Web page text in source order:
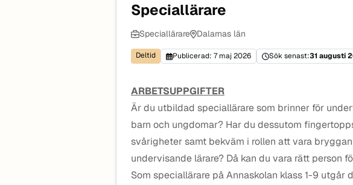
Speciallärare
Speciallärare Dalarnas län
Deltid Publicerad: 7 maj 2026 Sök senast:31 augusti
ARBETSUPPGIFTER
Är du utbildad speciallärare som brinner för
barn och ungdomar? Har du dessutom
svårigheter samt bekväm i rollen att vara
undervisande lärare? Då kan du vara rätt person
Som speciallärare på Annaskolan klass 1-9 utgår